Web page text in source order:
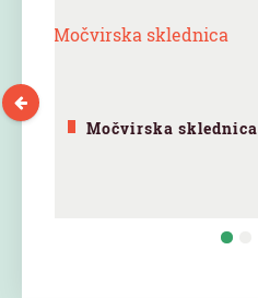
Močvirska sklednica